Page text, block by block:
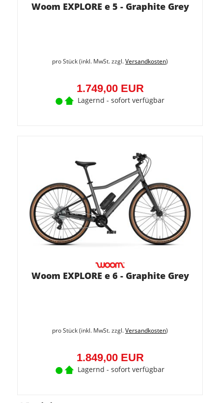
Woom EXPLORE e 5 - Graphite Grey
pro Stück (inkl. MwSt. zzgl.Versandkosten)
1.749,00 EUR
Lagernd - sofort verfügbar
Woom EXPLORE e 6 - Graphite Grey
pro Stück (inkl. MwSt. zzgl.Versandkosten)
1.849,00 EUR
Lagernd - sofort verfügbar